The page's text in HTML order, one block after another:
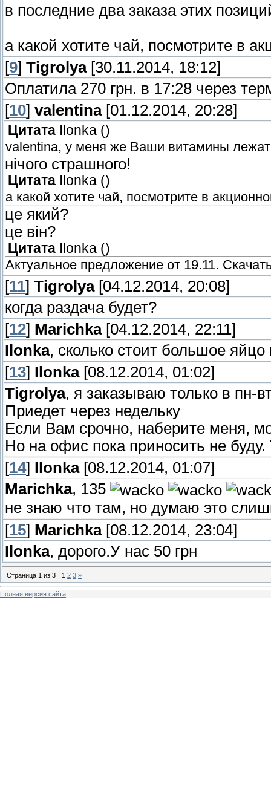
в последние два заказа этих
а какой хотите чай, посмотрите в
[9] Tigrolya[30.11.2014, 18:12]
Оплатила 270 грн. в 17:28 через
[10] valentina[01.12.2014, 20:28]
Цитата Ilonka ()
valentina, у меня же Ваши витамины
нічого страшного!
Цитата Ilonka ()
а какой хотите чай, посмотрите в
це який?
це він?
Цитата Ilonka ()
Актуальное предложение от 19.11.
[11] Tigrolya[04.12.2014, 20:08]
когда раздача будет?
[12] Marichka[04.12.2014, 22:11]
Ilonka, сколько стоит большое яйцо
[13] Ilonka[08.12.2014, 01:02]
Tigrolya, я заказываю только в пн-
Приедет через недельку
Если Вам срочно, наберите меня,
Но на офис пока приносить не
[14] Ilonka[08.12.2014, 01:07]
Marichka, 135
не знаю что там, но думаю это
[15] Marichka[08.12.2014, 23:04]
Ilonka, дорого.У нас 50 грн
Страница 1 из 3 1 2 3 »
Полная версия сайта